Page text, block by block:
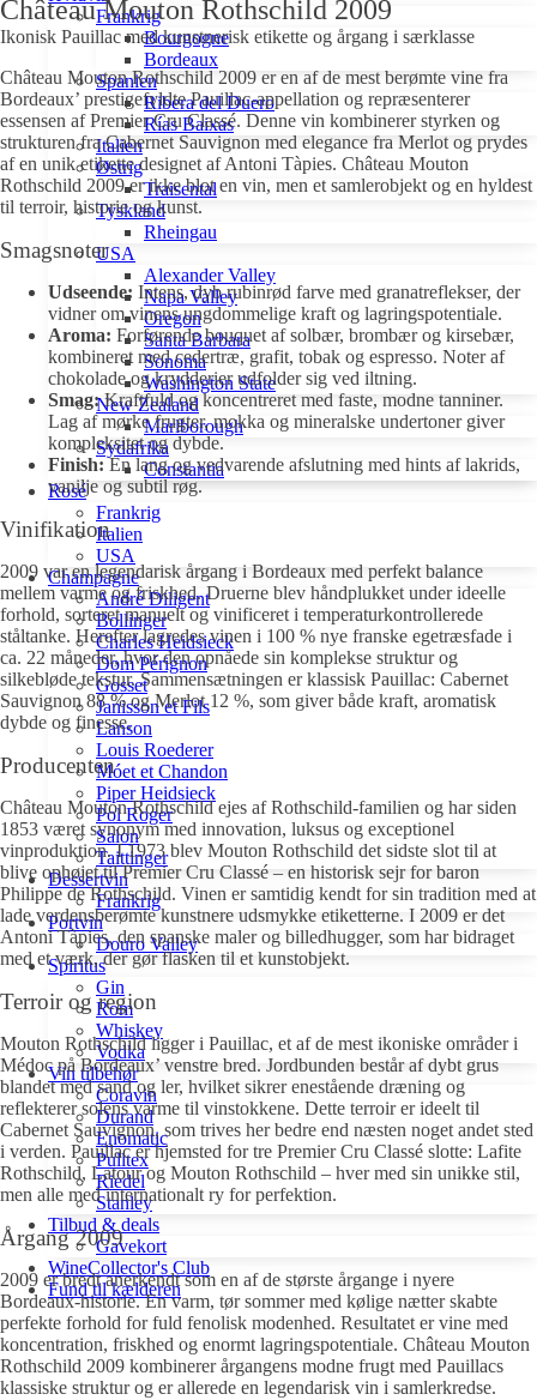
Frankrig
Bourgogne
Bordeaux
Spanien
Ribera del Duero
Rías Baixas
Italien
Østrig
Traisental
Tyskland
Rheingau
USA
Alexander Valley
Napa Valley
Oregon
Santa Barbara
Sonoma
Washington State
New Zealand
Marlborough
Sydafrika
Constantia
Rosé
Frankrig
Italien
USA
Champagne
André Diligent
Bollinger
Charles Heidsieck
Dom Pérignon
Gosset
Janisson et Fils
Lanson
Louis Roederer
Móet et Chandon
Piper Heidsieck
Pol Roger
Salon
Taittinger
Dessertvin
Frankrig
Portvin
Douro Valley
Spiritus
Gin
Rom
Whiskey
Vodka
Vin tilbehør
Coravin
Durand
Enomatic
Pulltex
Riedel
Stanley
Tilbud & deals
Gavekort
WineCollector's Club
Fund til kælderen
Château Mouton Rothschild 2009
Ikonisk Pauillac med kunstnerisk etikette og årgang i særklasse
Château Mouton Rothschild 2009 er en af de mest berømte vine fra
Bordeaux’ prestigefyldte Pauillac-appellation og repræsenterer
essensen af Premier Cru Classé. Denne vin kombinerer styrken og
strukturen fra Cabernet Sauvignon med elegance fra Merlot og prydes
af en unik etikette designet af Antoni Tàpies. Château Mouton
Rothschild 2009 er ikke blot en vin, men et samlerobjekt og en hyldest
til terroir, historie og kunst.
Smagsnoter
Udseende: Intens, dyb rubinrød farve med granatreflekser, der
vidner om vinens ungdommelige kraft og lagringspotentiale.
Aroma: Forførende bouquet af solbær, brombær og kirsebær,
kombineret med cedertræ, grafit, tobak og espresso. Noter af
chokolade og krydderier udfolder sig ved iltning.
Smag:Kraftfuld og koncentreret med faste, modne tanniner.
Lag af mørke frugter, mokka og mineralske undertoner giver
kompleksitet og dybde.
Finish:En lang og vedvarende afslutning med hints af lakrids,
vanilje og subtil røg.
Vinifikation
2009 var en legendarisk årgang i Bordeaux med perfekt balance
mellem varme og friskhed. Druerne blev håndplukket under ideelle
forhold, sorteret manuelt og vinificeret i temperaturkontrollerede
ståltanke. Herefter lagredes vinen i 100 % nye franske egetræsfade i
ca. 22 måneder, hvor den opnåede sin komplekse struktur og
silkebløde tekstur. Sammensætningen er klassisk Pauillac: Cabernet
Sauvignon 88 % og Merlot 12 %, som giver både kraft, aromatisk
dybde og finesse.
Producenten
Château Mouton Rothschild ejes af Rothschild-familien og har siden
1853 været synonym med innovation, luksus og exceptionel
vinproduktion. I 1973 blev Mouton Rothschild det sidste slot til at
blive ophøjet til Premier Cru Classé – en historisk sejr for baron
Philippe de Rothschild. Vinen er samtidig kendt for sin tradition med at
lade verdensberømte kunstnere udsmykke etiketterne. I 2009 er det
Antoni Tàpies, den spanske maler og billedhugger, som har bidraget
med et værk, der gør flasken til et kunstobjekt.
Terroir og region
Mouton Rothschild ligger i Pauillac, et af de mest ikoniske områder i
Médoc på Bordeaux’ venstre bred. Jordbunden består af dybt grus
blandet med sand og ler, hvilket sikrer enestående dræning og
reflekterer solens varme til vinstokkene. Dette terroir er ideelt til
Cabernet Sauvignon, som trives her bedre end næsten noget andet sted
i verden. Pauillac er hjemsted for tre Premier Cru Classé slotte: Lafite
Rothschild, Latour og Mouton Rothschild – hver med sin unikke stil,
men alle med internationalt ry for perfektion.
Årgang 2009
2009 er bredt anerkendt som en af de største årgange i nyere
Bordeaux-historie. En varm, tør sommer med kølige nætter skabte
perfekte forhold for fuld fenolisk modenhed. Resultatet er vine med
koncentration, friskhed og enormt lagringspotentiale. Château Mouton
Rothschild 2009 kombinerer årgangens modne frugt med Pauillacs
klassiske struktur og er allerede en legendarisk vin i samlerkredse.